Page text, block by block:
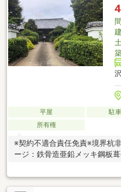
平屋 駐
所有権
※契約不適合責任免責※境界杭
ージ：鉄骨造亜鉛メッキ鋼板